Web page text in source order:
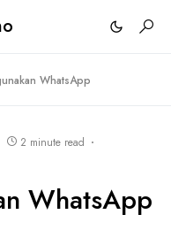
WhatsApp
2 minute read
WhatsApp